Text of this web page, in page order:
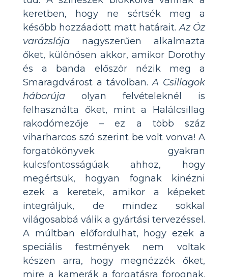
keretben, hogy ne sértsék meg a
később hozzáadott matt határait.Az Óz
varázslója nagyszerűen alkalmazta
őket, különösen akkor, amikor Dorothy
és a banda először nézik meg a
Smaragdvárost a távolban.A Csillagok
háborúja olyan felvételeknél is
felhasználta őket, mint a Halálcsillag
rakodómezője – ez a több száz
viharharcos szó szerint be volt vonva! A
forgatókönyvek gyakran
kulcsfontosságúak ahhoz, hogy
megértsük, hogyan fognak kinézni
ezek a keretek, amikor a képeket
integráljuk, de mindez sokkal
világosabbá válik a gyártási tervezéssel.
A múltban előfordulhat, hogy ezek a
speciális festmények nem voltak
készen arra, hogy megnézzék őket,
mire a kamerák a forgatásra forognak.